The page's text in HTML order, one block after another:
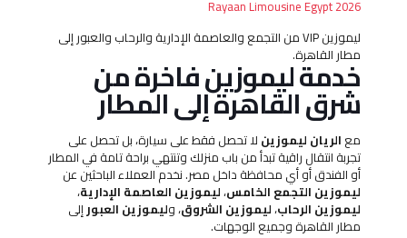
ليموزين VIP من التجمع والعاصمة الإدارية والرحاب والعبور إلى
مطار القاهرة.
خدمة ليموزين فاخرة من
شرق القاهرة إلى المطار
مع الريان ليموزين لا تحصل فقط على سيارة، بل تحصل على
تجربة انتقال راقية تبدأ من باب منزلك وتنتهي براحة تامة في المطار
أو الفندق أو أي محافظة داخل مصر. نخدم العملاء الباحثين عن
ليموزين التجمع الخامس،ليموزين العاصمة الإدارية،
ليموزين الرحاب،ليموزين الشروق، وليموزين العبورإلى
مطار القاهرة وجميع الوجهات.